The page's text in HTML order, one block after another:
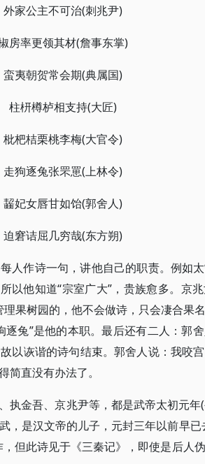
外家公主不可治(刺兆尹)
房率更领其材(詹事东掌)
蛮夷朝贺常会期(典属国)
柱枅樽栌相支持(大匠)
枇杷桔栗桃李梅(大官令)
走狗逐兔张罘罳(上林令)
齧妃女唇甘如饴(郭舍人)
迫窘诘屈几穷哉(东方朔)
人作诗一句，讲他自己的职责。例如
以他知道“宗室广大”，贵族愈多。京
理果树园的，他不会做诗，只会凄合果
兔”是他的本职。最后还有二人：郭
以诙谐的诗句结束。郭舍人说：我咬
直没有办法了。
执金吾、京兆尹等，都是武帝太初元
，是汉文帝的儿子，元封三年以前早已
但此诗见于《三秦记》，即使是后人